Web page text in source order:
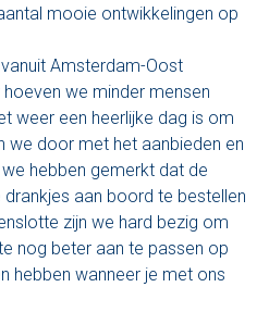
mooie ontwikkelingen op
Amsterdam-Oost
we minder mensen
weer een heerlijke dag is om
we door met het aanbieden en
hebben gemerkt dat de
aan boord te bestellen
zijn we hard bezig om
nog beter aan te passen op
hebben wanneer je met ons